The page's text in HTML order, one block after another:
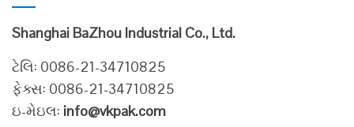
Shanghai BaZhou Industrial Co., Ltd.
ટેલિ: 0086-21-34710825
ફેક્સ: 0086-21-34710825
ઇ-મેઇલ: info@vkpak.com